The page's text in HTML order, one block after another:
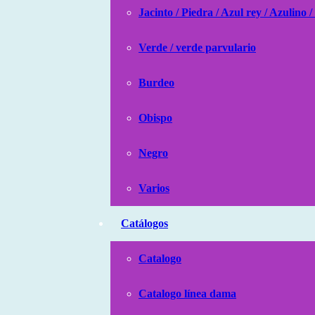
Jacinto / Piedra / Azul rey / Azulino /
Verde / verde parvulario
Burdeo
Obispo
Negro
Varios
Catálogos
Catalogo
Catalogo línea dama